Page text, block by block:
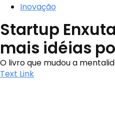
Inovação
Startup
mais idéias
O livro que mudou a
Text Link